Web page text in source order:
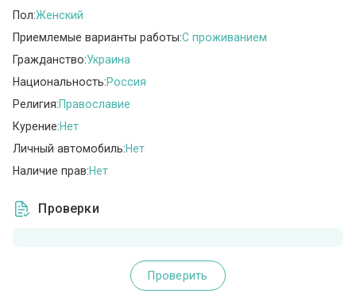
Пол:Женский
Приемлемые варианты работы:C проживанием
Гражданство:Украина
Национальность:Россия
Религия:Православие
Курение:Нет
Личный автомобиль:Нет
Наличие прав:Нет
Проверки
Проверить